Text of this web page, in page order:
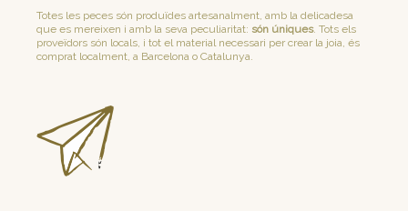
Totes les peces són produïdes artesanalment, amb la delicadesa
que es mereixen i amb la seva peculiaritat: són úniques. Tots els
proveïdors són locals, i tot el material necessari per crear la joia, és
comprat localment, a Barcelona o Catalunya.